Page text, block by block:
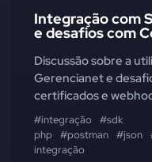
Integração com
e desafios com
Discussão sobre a
Gerencianet e
certificados e
#integração
#sdk
php
#postman #json
integração